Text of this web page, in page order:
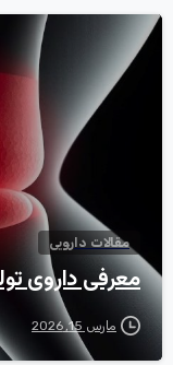
مقالات دارویی
معرفی داروی
مارس 15, 2026